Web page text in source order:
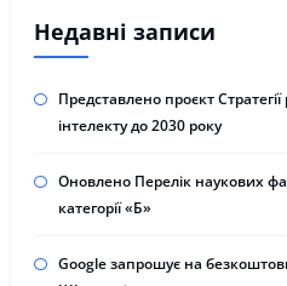
Недавні записи
Представлено проєкт
інтелекту до 2030 року
Оновлено Перелік наукових
категорії «Б»
Google запрошує на